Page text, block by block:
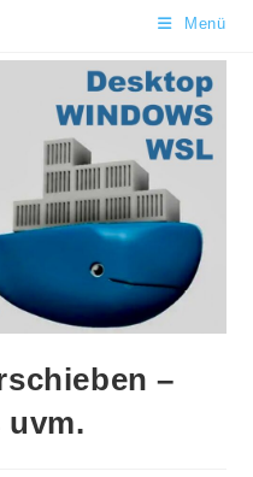
Menü
–
uvm.